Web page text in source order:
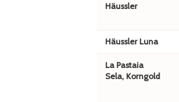
Häussler
Häussler Luna
La Pastaia
Sela, Korngold